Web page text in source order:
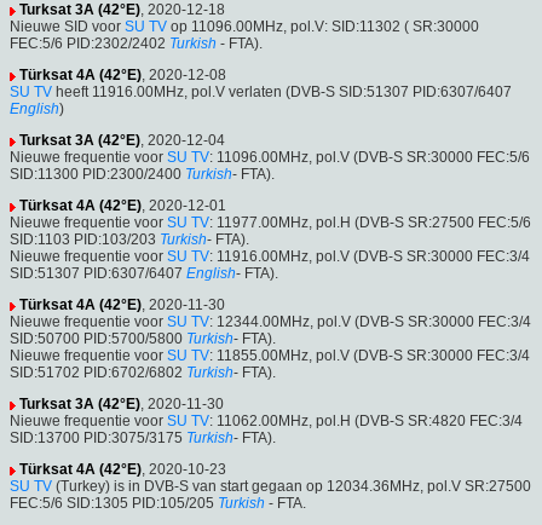
Turksat 3A (42°E), 2020-12-18
Nieuwe SID voor SU TV op 11096.00MHz, pol.V: SID:11302 ( SR:30000
FEC:5/6 PID:2302/2402 Turkish - FTA).
Türksat 4A (42°E), 2020-12-08
SU TV heeft 11916.00MHz, pol.V verlaten (DVB-S SID:51307 PID:6307/6407
English)
Turksat 3A (42°E), 2020-12-04
Nieuwe frequentie voor SU TV: 11096.00MHz, pol.V (DVB-S SR:30000 FEC:5/6
SID:11300 PID:2300/2400 Turkish- FTA).
Türksat 4A (42°E), 2020-12-01
Nieuwe frequentie voor SU TV: 11977.00MHz, pol.H (DVB-S SR:27500 FEC:5/6
SID:1103 PID:103/203 Turkish- FTA).
Nieuwe frequentie voor SU TV: 11916.00MHz, pol.V (DVB-S SR:30000 FEC:3/4
SID:51307 PID:6307/6407 English- FTA).
Türksat 4A (42°E), 2020-11-30
Nieuwe frequentie voor SU TV: 12344.00MHz, pol.V (DVB-S SR:30000 FEC:3/4
SID:50700 PID:5700/5800 Turkish- FTA).
Nieuwe frequentie voor SU TV: 11855.00MHz, pol.V (DVB-S SR:30000 FEC:3/4
SID:51702 PID:6702/6802 Turkish- FTA).
Turksat 3A (42°E), 2020-11-30
Nieuwe frequentie voor SU TV: 11062.00MHz, pol.H (DVB-S SR:4820 FEC:3/4
SID:13700 PID:3075/3175 Turkish- FTA).
Türksat 4A (42°E), 2020-10-23
SU TV (Turkey) is in DVB-S van start gegaan op 12034.36MHz, pol.V SR:27500
FEC:5/6 SID:1305 PID:105/205 Turkish - FTA.